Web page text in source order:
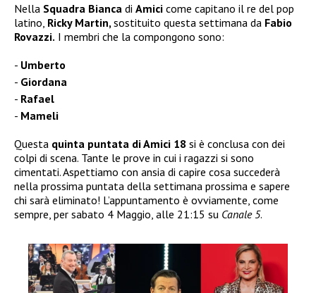
Nella Squadra Bianca di Amici come capitano il re del pop
latino, Ricky Martin, sostituito questa settimana da Fabio
Rovazzi. I membri che la compongono sono:
Umberto
Giordana
Rafael
Mameli
Questa quinta puntata di Amici 18 si è conclusa con dei
colpi di scena. Tante le prove in cui i ragazzi si sono
cimentati. Aspettiamo con ansia di capire cosa succederà
nella prossima puntata della settimana prossima e sapere
chi sarà eliminato! L’appuntamento è ovviamente, come
sempre, per sabato 4 Maggio, alle 21:15 su Canale 5.